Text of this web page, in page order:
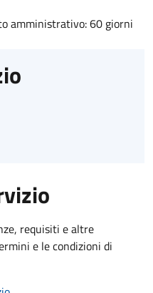
amministrativo: 60 giorni
requisiti e altre
e le condizioni di